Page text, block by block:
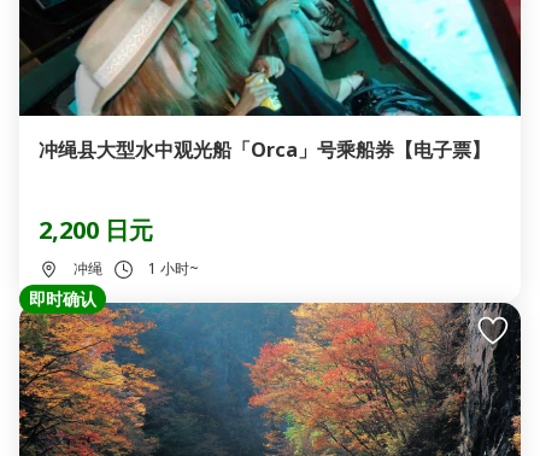
冲绳县大型水中观光船「Orca」号乘船券【电子票】
2,200 日元
冲绳 1 小时~
即时确认